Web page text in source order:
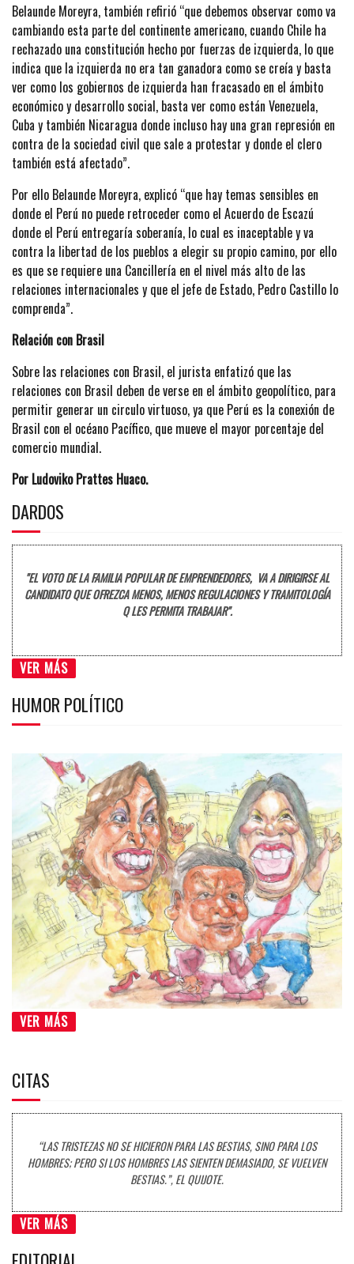
Belaunde Moreyra, también refirió “que debemos observar como va
cambiando esta parte del continente americano, cuando Chile ha
rechazado una constitución hecho por fuerzas de izquierda, lo que
indica que la izquierda no era tan ganadora como se creía y basta
ver como los gobiernos de izquierda han fracasado en el ámbito
económico y desarrollo social, basta ver como están Venezuela,
Cuba y también Nicaragua donde incluso hay una gran represión en
contra de la sociedad civil que sale a protestar y donde el clero
también está afectado”.
Por ello Belaunde Moreyra, explicó “que hay temas sensibles en
donde el Perú no puede retroceder como el Acuerdo de Escazú
donde el Perú entregaría soberanía, lo cual es inaceptable y va
contra la libertad de los pueblos a elegir su propio camino, por ello
es que se requiere una Cancillería en el nivel más alto de las
relaciones internacionales y que el jefe de Estado, Pedro Castillo lo
comprenda”.
Relación con Brasil
Sobre las relaciones con Brasil, el jurista enfatizó que las
relaciones con Brasil deben de verse en el ámbito geopolítico, para
permitir generar un circulo virtuoso, ya que Perú es la conexión de
Brasil con el océano Pacífico, que mueve el mayor porcentaje del
comercio mundial.
Por Ludoviko Prattes Huaco.
DARDOS
"EL VOTO DE LA FAMILIA POPULAR DE EMPRENDEDORES, VA A DIRIGIRSE AL
CANDIDATO QUE OFREZCA MENOS, MENOS REGULACIONES Y TRAMITOLOGÍA
Q LES PERMITA TRABAJAR".
VER MÁS
HUMOR POLÍTICO
VER MÁS
CITAS
“LAS TRISTEZAS NO SE HICIERON PARA LAS BESTIAS, SINO PARA LOS
HOMBRES; PERO SI LOS HOMBRES LAS SIENTEN DEMASIADO, SE VUELVEN
BESTIAS.”, EL QUIJOTE.
VER MÁS